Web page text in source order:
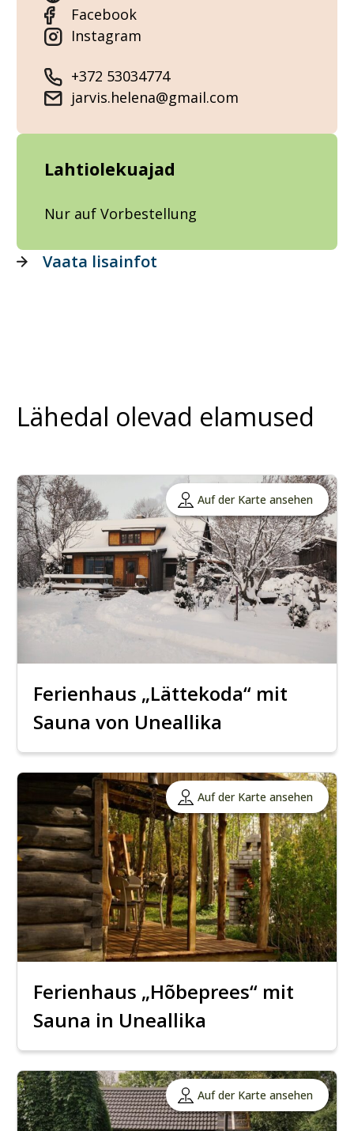
Facebook
Instagram
+372 53034774
jarvis.helena@gmail.com
Lahtiolekuajad
Nur auf Vorbestellung
Vaata lisainfot
Lähedal olevad elamused
Auf der Karte ansehen
Ferienhaus „Lättekoda“ mit
Sauna von Uneallika
Auf der Karte ansehen
Ferienhaus „Hõbeprees“ mit
Sauna in Uneallika
Auf der Karte ansehen